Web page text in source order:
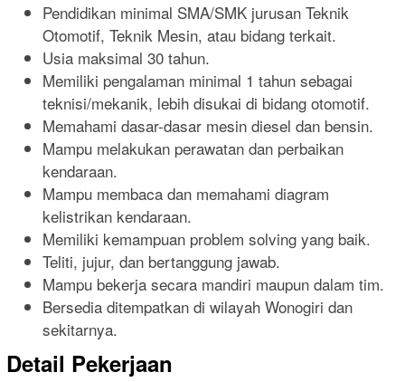
Pendidikan minimal SMA/SMK jurusan Teknik
Otomotif, Teknik Mesin, atau bidang terkait.
Usia maksimal 30 tahun.
Memiliki pengalaman minimal 1 tahun sebagai
teknisi/mekanik, lebih disukai di bidang otomotif.
Memahami dasar-dasar mesin diesel dan bensin.
Mampu melakukan perawatan dan perbaikan
kendaraan.
Mampu membaca dan memahami diagram
kelistrikan kendaraan.
Memiliki kemampuan problem solving yang baik.
Teliti, jujur, dan bertanggung jawab.
Mampu bekerja secara mandiri maupun dalam tim.
Bersedia ditempatkan di wilayah Wonogiri dan
sekitarnya.
Detail Pekerjaan